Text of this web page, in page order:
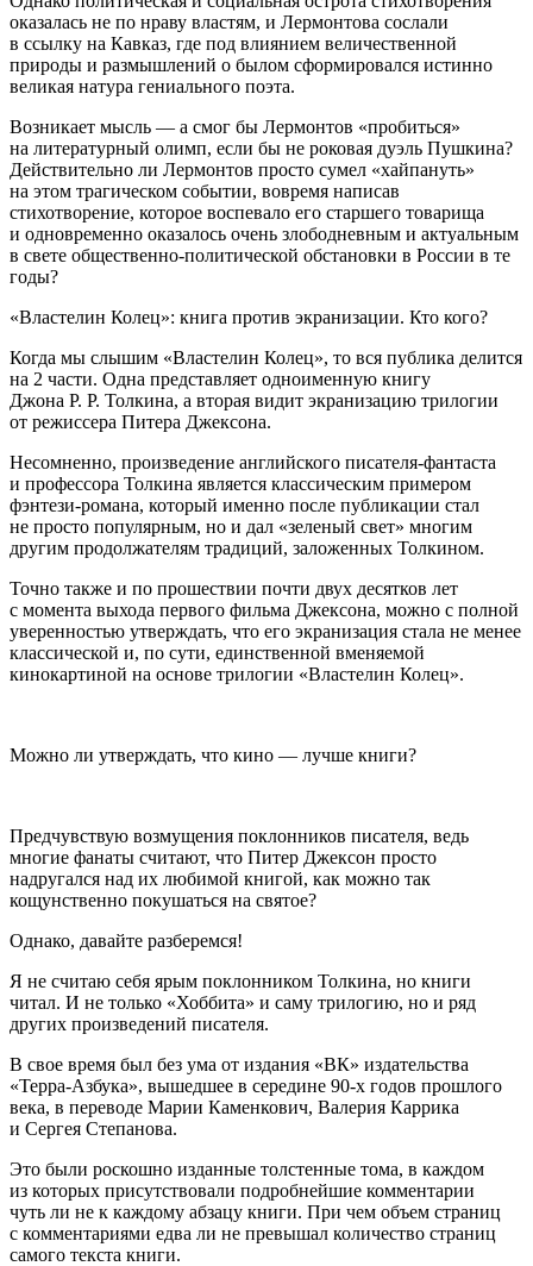
оказалась не по нраву властям, и Лермонтова сослали
в ссылку на Кавказ, где под влиянием величественной
природы и размышлений о былом сформировался истинно
великая натура гениального поэта.
Возникает мысль — а смог бы Лермонтов «пробиться»
на литературный олимп, если бы не роковая дуэль Пушкина?
Действительно ли Лермонтов просто сумел «хайпануть»
на этом трагическом событии, вовремя написав
стихотворение, которое воспевало его старшего товарища
и одновременно оказалось очень злободневным и актуальным
в свете общественно-политической обстановки в России в те
годы?
«Властелин Колец»: книга против экранизации. Кто кого?
Когда мы слышим «Властелин Колец», то вся публика делится
на 2 части. Одна представляет одноименную книгу
Джона Р. Р. Толкина, а вторая видит экранизацию трилогии
от режиссера Питера Джексона.
Несомненно, произведение английского писателя-фантаста
и профессора Толкина является классическим примером
фэнтези-романа, который именно после публикации стал
не просто популярным, но и дал «зеленый свет» многим
другим продолжателям традиций, заложенных Толкином.
Точно также и по прошествии почти двух десятков лет
с момента выхода первого фильма Джексона, можно с полной
уверенностью утверждать, что его экранизация стала не менее
классической и, по сути, единственной вменяемой
кинокартиной на основе трилогии «Властелин Колец».
Можно ли утверждать, что кино — лучше книги?
Предчувствую возмущения поклонников писателя, ведь
многие фанаты считают, что Питер Джексон просто
надругался над их любимой книгой, как можно так
кощунственно покушаться на святое?
Однако, давайте разберемся!
Я не считаю себя ярым поклонником Толкина, но книги
читал. И не только «Хоббита» и саму трилогию, но и ряд
других произведений писателя.
В свое время был без ума от издания «ВК» издательства
«Терра-Азбука», вышедшее в середине 90-х годов прошлого
века, в переводе Марии Каменкович, Валерия Каррика
и Сергея Степанова.
Это были роскошно изданные толстенные тома, в каждом
из которых присутствовали подробнейшие комментарии
чуть ли не к каждому абзацу книги. При чем объем страниц
с комментариями едва ли не превышал количество страниц
самого текста книги.